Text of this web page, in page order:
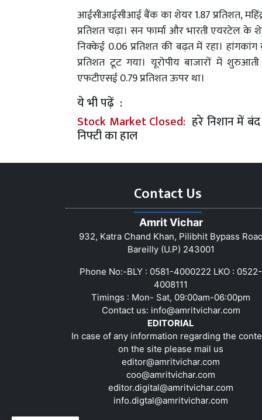
आईसीआईसीआई बैंक का शेयर 1.87 प्रतिशत,
प्रतिशत चढ़ा। सन फार्मा और भारती एयरटेल के
निक्केई 0.06 प्रतिशत की बढ़त में रहा।
प्रतिशत टूट गया। यूरोपीय बाजारों में
एफटीएसई 0.79 प्रतिशत ऊपर था।
ये भी पढ़ें :
Stock Market Closed: हरे निशान में
निफ्टी का हाल
Contact Us
Amrit Vichar
932, Katra Chand Khan, Pilibhit Bypass
Bareilly (U.P) 243001
Phone No:-BLY : 0581-4000222 LKO : 0522-
4008111
Timings : Mon- Sat, 09:00am-06:00pm
Contact us: info@amritvichar.com
EDITORIAL
In case of any information regarding the
on the site please mail us
editor@amritvichar.com
coo@amritvichar.com
editor.digital@amritvichar.com
info.digtal@amritvichar.com